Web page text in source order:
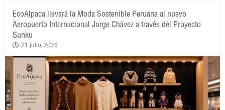
EcoAlpaca llevará la Moda Sostenible Peruana al nuevo
Aeropuerto Internacional Jorge Chávez a través del Proyecto
Sunku
21 julio, 2026